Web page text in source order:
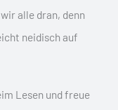
alle dran, denn
neidisch auf
Lesen und freue